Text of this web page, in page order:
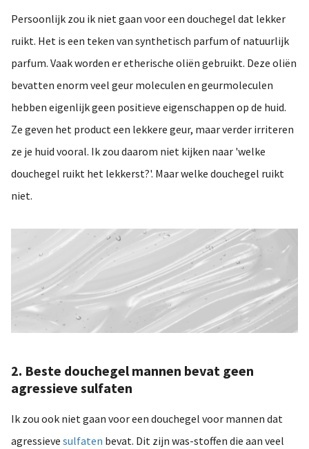
Persoonlijk zou ik niet gaan voor een douchegel dat lekker
ruikt. Het is een teken van synthetisch parfum of natuurlijk
parfum. Vaak worden er etherische oliën gebruikt. Deze oliën
bevatten enorm veel geur moleculen en geurmoleculen
hebben eigenlijk geen positieve eigenschappen op de huid.
Ze geven het product een lekkere geur, maar verder irriteren
ze je huid vooral. Ik zou daarom niet kijken naar 'welke
douchegel ruikt het lekkerst?'. Maar welke douchegel ruikt
niet.
2. Beste douchegel mannen bevat geen
agressieve sulfaten
Ik zou ook niet gaan voor een douchegel voor mannen dat
agressieve sulfaten bevat. Dit zijn was-stoffen die aan veel